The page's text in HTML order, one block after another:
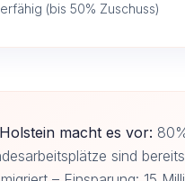
(bis 50% Zuschuss)
macht es vor:
sind